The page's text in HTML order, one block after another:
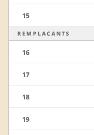
15
REMPLACANTS
16
17
18
19